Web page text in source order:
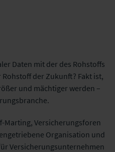
Daten mit der des Rohstoffs
der Zukunft? Fakt ist,
und mächtiger werden –
Marting, Versicherungsforen
Organisation und
Versicherungsunternehmen